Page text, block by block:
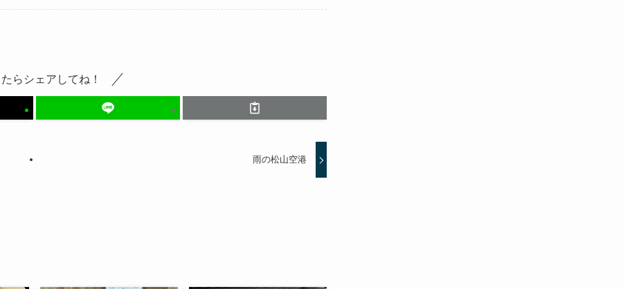
らシェアしてね！
雨の松山空港